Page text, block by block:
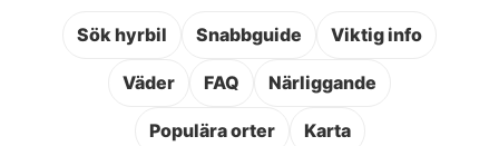
Sök hyrbil Snabbguide Viktig info
Väder FAQ Närliggande
Populära orter Karta